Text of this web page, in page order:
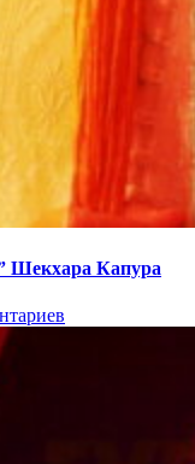
Шекхара Капура